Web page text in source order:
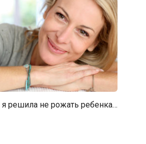
решила не рожать ребенка…